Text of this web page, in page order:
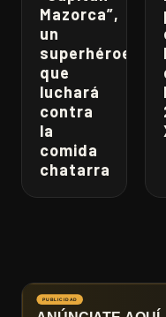
Mazorca”,
un
superhéroe
que
luchará
contra
la
comida
chatarra